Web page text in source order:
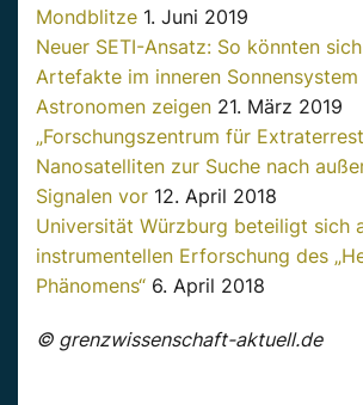
Mondblitze 1. Juni 2019
Neuer SETI-Ansatz: So könnten
Artefakte im inneren
Astronomen zeigen 21. März 2019
„Forschungszentrum für
Nanosatelliten zur Suche nach
Signalen vor 12. April 2018
Universität Würzburg beteiligt sich
instrumentellen Erforschung des
Phänomens“ 6. April 2018
© grenzwissenschaft-aktuell.de